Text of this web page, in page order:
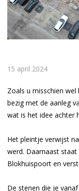
15 april 2024
Zoals u misschien
bezig met de aanleg
wat is het idee achter
Het pleintje verwijst
werd. Daarnaast
Blokhuispoort en
De stenen die je